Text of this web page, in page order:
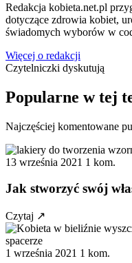
Redakcja kobieta.net.pl
dotyczące zdrowia kobiet,
świadomych wyborów w
Więcej o redakcji
Czytelniczki dyskutują
Popularne w tej
Najczęściej komentowane
13 września 2021 1 kom.
Jak stworzyć swój
Czytaj ↗
1 września 2021 1 kom.